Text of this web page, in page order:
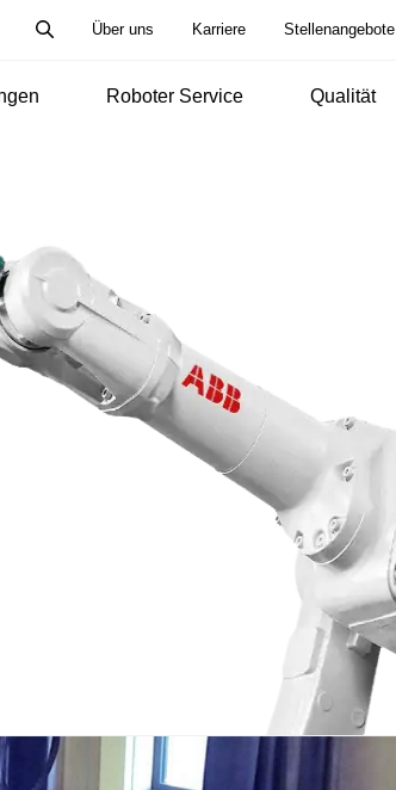
Über uns Karriere Stellenangebote
Roboter Service Qualität